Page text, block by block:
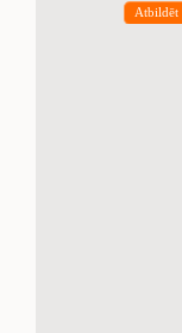
Atbildēt